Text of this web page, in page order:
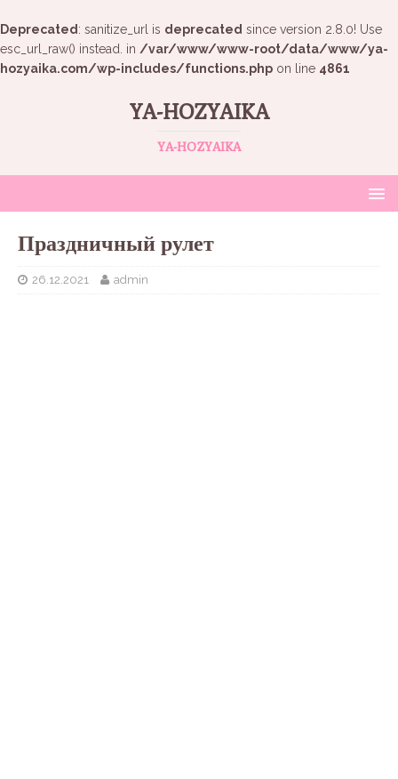
Deprecated : sanitize_url is deprecated since version 2.8.0! Use
esc_url_raw() instead. in /var/www/www-root/data/www/ya-
hozyaika.com/wp-includes/functions.php on line 4861
YA-HOZYAIKA
YA-HOZYAIKA
Праздничный рулет
26.12.2021 admin